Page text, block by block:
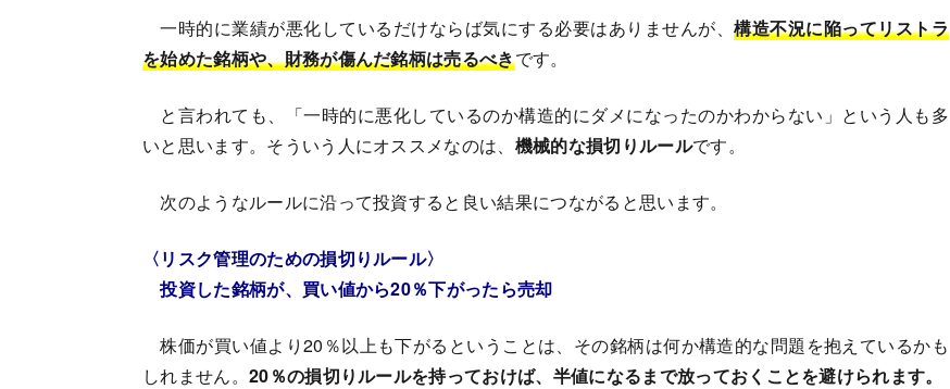
一時的に業績が悪化しているだけならば気にする必要はありませんが、構造不況に陥ってリストラ
を始めた銘柄や、財務が傷んだ銘柄は売るべきです。
と言われても、「一時的に悪化しているのか構造的にダメになったのかわからない」という人も多
いと思います。そういう人にオススメなのは、 機械的な損切りルールです。
次のようなルールに沿って投資すると良い結果につながると思います。
〈リスク管理のための損切りルール〉
投資した銘柄が、買い値から20％下がったら売却
株価が買い値より20％以上も下がるということは、その銘柄は何か構造的な問題を抱えているかも
しれません。 20％の損切りルールを持っておけば、半値になるまで放っておくことを避けられます。